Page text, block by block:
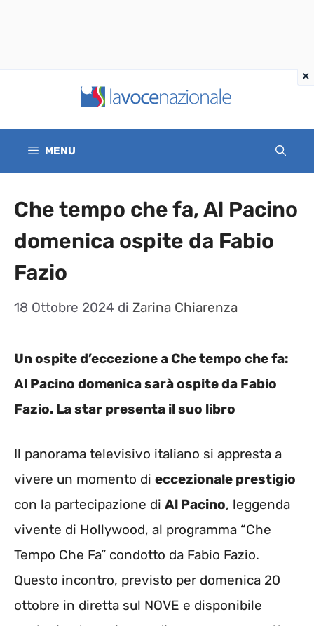
contenuto
MENU
Che tempo che fa, Al Pacino
domenica ospite da Fabio
Fazio
18 Ottobre 2024 di Zarina Chiarenza
Un ospite d’eccezione a Che tempo che fa:
Al Pacino domenica sarà ospite da Fabio
Fazio. La star presenta il suo libro
Il panorama televisivo italiano si appresta a
vivere un momento di eccezionale prestigio
con la partecipazione di Al Pacino, leggenda
vivente di Hollywood, al programma “Che
Tempo Che Fa” condotto da Fabio Fazio.
Questo incontro, previsto per domenica 20
ottobre in diretta sul NOVE e disponibile